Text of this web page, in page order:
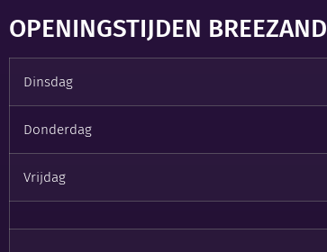
OPENINGSTIJDEN BREEZAND
Dinsdag
Donderdag
Vrijdag